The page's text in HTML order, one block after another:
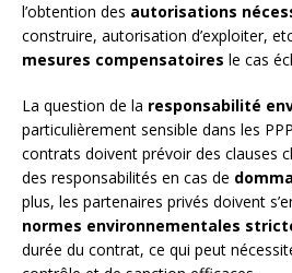
l’obtention des autorisations
construire, autorisation d’exploiter,
mesures compensatoires le cas
La question de la responsabilité
particulièrement sensible dans les
contrats doivent prévoir des clauses
des responsabilités en cas de
plus, les partenaires privés doivent
normes environnementales
durée du contrat, ce qui peut